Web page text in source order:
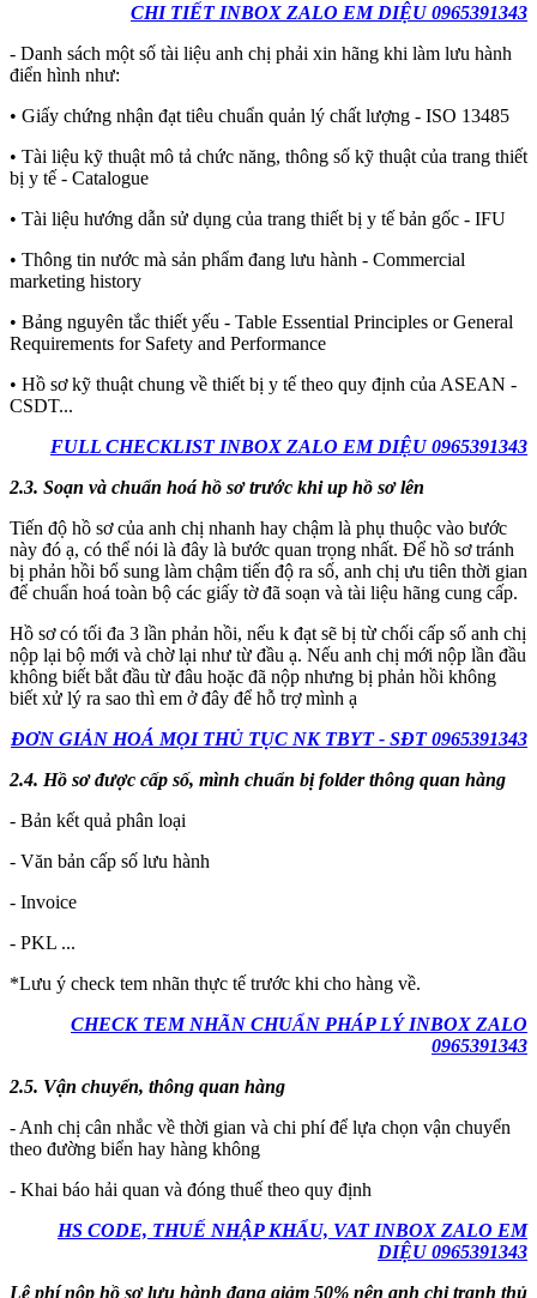
CHI TIẾT INBOX ZALO EM DIỆU 0965391343
- Danh sách một số tài liệu anh chị phải xin hãng khi làm lưu hành
điển hình như:
• Giấy chứng nhận đạt tiêu chuẩn quản lý chất lượng - ISO 13485
• Tài liệu kỹ thuật mô tả chức năng, thông số kỹ thuật của trang thiết
bị y tế - Catalogue
• Tài liệu hướng dẫn sử dụng của trang thiết bị y tế bản gốc - IFU
• Thông tin nước mà sản phẩm đang lưu hành - Commercial
marketing history
• Bảng nguyên tắc thiết yếu - Table Essential Principles or General
Requirements for Safety and Performance
• Hồ sơ kỹ thuật chung về thiết bị y tế theo quy định của ASEAN -
CSDT...
FULL CHECKLIST INBOX ZALO EM DIỆU 0965391343
2.3. Soạn và chuẩn hoá hồ sơ trước khi up hồ sơ lên
Tiến độ hồ sơ của anh chị nhanh hay chậm là phụ thuộc vào bước
này đó ạ, có thể nói là đây là bước quan trọng nhất. Để hồ sơ tránh
bị phản hồi bổ sung làm chậm tiến độ ra số, anh chị ưu tiên thời gian
để chuẩn hoá toàn bộ các giấy tờ đã soạn và tài liệu hãng cung cấp.
Hồ sơ có tối đa 3 lần phản hồi, nếu k đạt sẽ bị từ chối cấp số anh chị
nộp lại bộ mới và chờ lại như từ đầu ạ. Nếu anh chị mới nộp lần đầu
không biết bắt đầu từ đâu hoặc đã nộp nhưng bị phản hồi không
biết xử lý ra sao thì em ở đây để hỗ trợ mình ạ
ĐƠN GIẢN HOÁ MỌI THỦ TỤC NK TBYT - SĐT 0965391343
2.4. Hồ sơ được cấp số, mình chuẩn bị folder thông quan hàng
- Bản kết quả phân loại
- Văn bản cấp số lưu hành
- Invoice
- PKL ...
*Lưu ý check tem nhãn thực tế trước khi cho hàng về.
CHECK TEM NHÃN CHUẨN PHÁP LÝ INBOX ZALO
0965391343
2.5. Vận chuyển, thông quan hàng
- Anh chị cân nhắc về thời gian và chi phí để lựa chọn vận chuyển
theo đường biển hay hàng không
- Khai báo hải quan và đóng thuế theo quy định
HS CODE, THUẾ NHẬP KHẨU, VAT INBOX ZALO EM
DIỆU 0965391343
Lệ phí nộp hồ sơ lưu hành đang giảm 50% nên anh chị tranh thủ